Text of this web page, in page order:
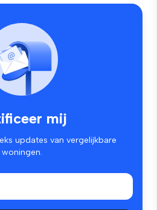
mij
updates van vergelijkbare
woningen.